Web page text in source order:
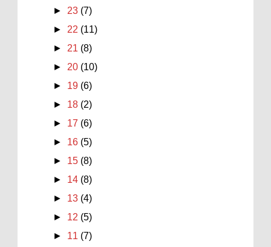
► 23 (7)
► 22 (11)
► 21 (8)
► 20 (10)
► 19 (6)
► 18 (2)
► 17 (6)
► 16 (5)
► 15 (8)
► 14 (8)
► 13 (4)
► 12 (5)
► 11 (7)